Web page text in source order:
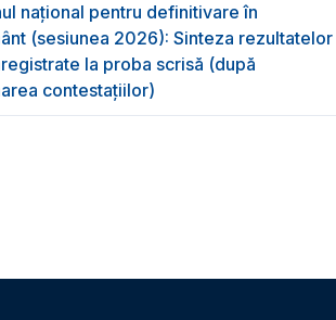
național pentru definitivare în
(sesiunea 2026): Sinteza rezultatelor
la proba scrisă (după
contestațiilor)